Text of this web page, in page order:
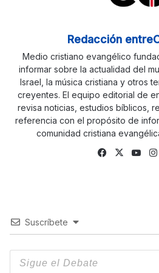
Redacción
Medio cristiano evangélico
informar sobre la actualidad del
Israel, la música cristiana y otros
creyentes. El equipo editorial de
revisa noticias, estudios bíblicos,
referencia con el propósito de
comunidad cristiana
Facebook
X
Suscríbete